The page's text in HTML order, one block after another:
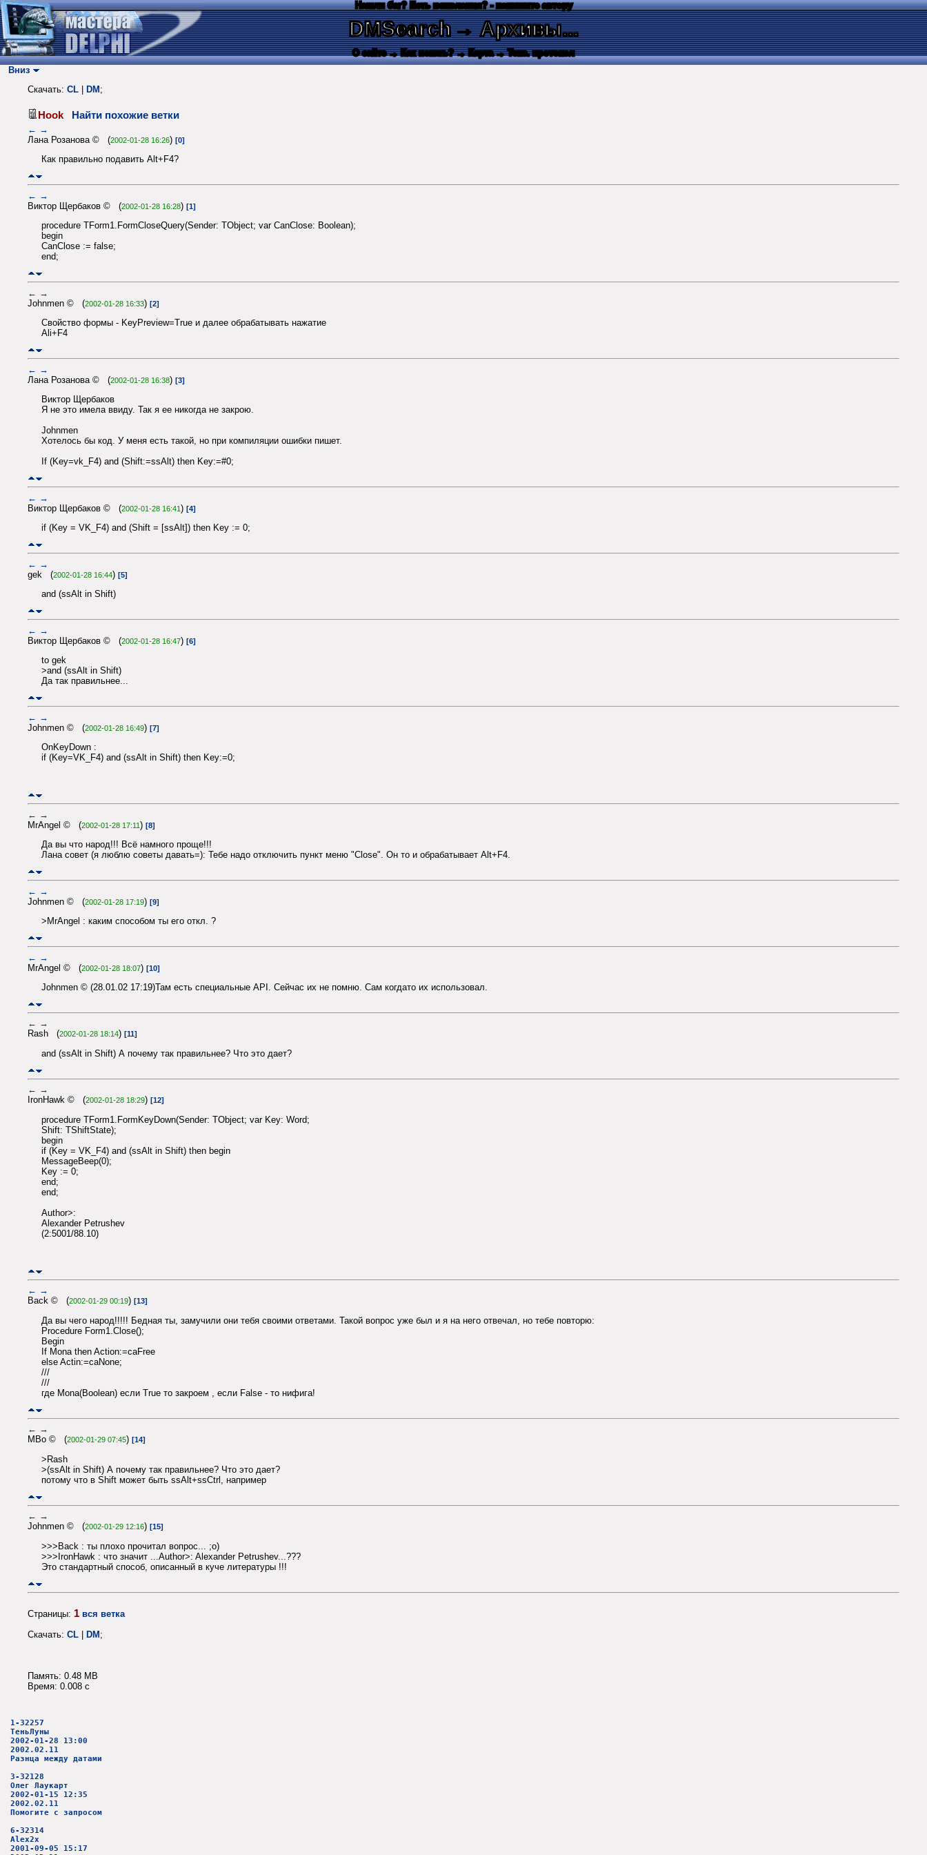
Нашли баг? Есть пожелания? - напишите автору
DMSearch→ Архивы...
О сайте → Как искать? → Карта → Текс. протокол
Вниз
Скачать: CL DM ;
Hook Найти похожие ветки
← →
Лана Розанова © (2002-01-28 16:26) [0]
Как правильно подавить Alt+F4?
← →
Виктор Щербаков © (2002-01-28 16:28) [1]
procedure TForm1.FormCloseQuery(Sender: TObject; var CanClose: Boolean);
begin
CanClose := false;
end;
← →
Johnmen © (2002-01-28 16:33) [2]
Свойство формы - KeyPreview=True и далее обрабатывать нажатие
Ali+F4
← →
Лана Розанова © (2002-01-28 16:38) [3]
Виктор Щербаков
Я не это имела ввиду. Так я ее никогда не закрою.
Johnmen
Хотелось бы код. У меня есть такой, но при компиляции ошибки пишет.
If (Key=vk_F4) and (Shift:=ssAlt) then Key:=#0;
← →
Виктор Щербаков © (2002-01-28 16:41) [4]
if (Key = VK_F4) and (Shift = [ssAlt]) then Key := 0;
← →
gek (2002-01-28 16:44) [5]
and (ssAlt in Shift)
← →
Виктор Щербаков © (2002-01-28 16:47) [6]
to gek
>and (ssAlt in Shift)
Да так правильнее...
← →
Johnmen © (2002-01-28 16:49) [7]
OnKeyDown :
if (Key=VK_F4) and (ssAlt in Shift) then Key:=0;
← →
MrAngel © (2002-01-28 17:11) [8]
Да вы что народ!!! Всё намного проще!!!
Лана совет (я люблю советы давать=): Тебе надо отключить пункт меню "Close". Он то и обрабатывает Alt+F4.
← →
Johnmen © (2002-01-28 17:19) [9]
>MrAngel : каким способом ты его откл. ?
← →
MrAngel © (2002-01-28 18:07) [10]
Johnmen © (28.01.02 17:19)Там есть специальные API. Сейчас их не помню. Сам когдато их использовал.
← →
Rash (2002-01-28 18:14) [11]
and (ssAlt in Shift) А почему так правильнее? Что это дает?
← →
IronHawk © (2002-01-28 18:29) [12]
procedure TForm1.FormKeyDown(Sender: TObject; var Key: Word;
Shift: TShiftState);
begin
if (Key = VK_F4) and (ssAlt in Shift) then begin
MessageBeep(0);
Key := 0;
end;
end;
Author>:
Alexander Petrushev
(2:5001/88.10)
← →
Back © (2002-01-29 00:19) [13]
Да вы чего народ!!!!! Бедная ты, замучили они тебя своими ответами. Такой вопрос уже был и я на него отвечал, но тебе повторю:
Procedure Form1.Close();
Begin
If Mona then Action:=caFree
else Actin:=caNone;
///
///
где Mona(Boolean) если True то закроем , если False - то нифига!
← →
MBo © (2002-01-29 07:45) [14]
>Rash
>(ssAlt in Shift) А почему так правильнее? Что это дает?
потому что в Shift может быть ssAlt+ssCtrl, например
← →
Johnmen © (2002-01-29 12:16) [15]
>>>Back : ты плохо прочитал вопрос... ;o)
>>>IronHawk : что значит ...Author>: Alexander Petrushev...???
Это стандартный способ, описанный в куче литературы !!!
Страницы: 1 вся ветка
Скачать: CL DM ;
Память: 0.48 MB
Время: 0.008 c
1-32257
ТеньЛуны
2002-01-28 13:00
2002.02.11
Разнца между датами
3-32128
Олег Лаукарт
2002-01-15 12:35
2002.02.11
Помогите с запросом
6-32314
Alex2x
2001-09-05 15:17